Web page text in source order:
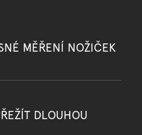
MĚŘENÍ NOŽIČEK
DLOUHOU